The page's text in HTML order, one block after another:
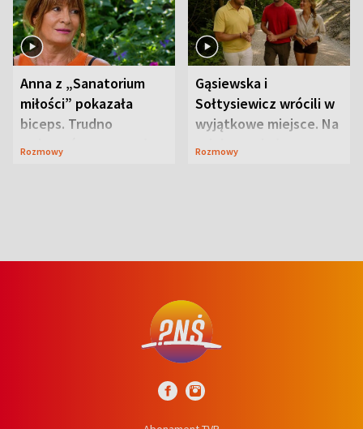
Anna z „Sanatorium
miłości” pokazała
biceps. Trudno
uwierzyć, co przeszła
Rozmowy
Gąsiewska i
Sołtysiewicz wrócili w
wyjątkowe miejsce. Na
szlaku czekał
Rozmowy